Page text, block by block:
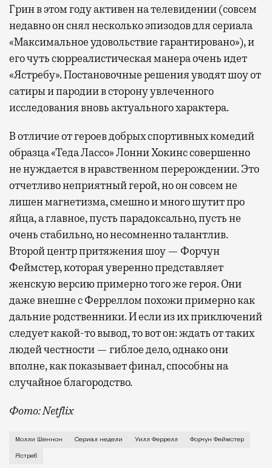
Грин в этом году активен на телевидении (совсем
недавно он снял несколько эпизодов для сериала
«Максимальное удовольствие гарантировано»), и
его чуть сюрреалистическая манера очень идет
«Ястребу». Постановочные решения уводят шоу от
сатиры и пародии в сторону увлеченного
исследования вновь актуального характера.
В отличие от героев добрых спортивных комедий
образца «Теда Лассо» Лонни Хокинс совершенно
не нуждается в нравственном перерождении. Это
отчетливо неприятный герой, но он совсем не
лишен магнетизма, смешно и много шутит про
яйца, а главное, пусть парадоксально, пусть не
очень стабильно, но несомненно талантлив.
Второй центр притяжения шоу — Форчун
Феймстер, которая уверенно представляет
женскую версию примерно того же героя. Они
даже внешне с Ферреллом похожи примерно как
дальние родственники. И если из их приключений
следует какой-то вывод, то вот он: ждать от таких
людей честности — гиблое дело, однако они
вполне, как показывает финал, способны на
случайное благородство.
Фото: Netflix
Когда-то Лонни Хокинс (Уилл Феррелл) был
Молли Шеннон Сериал недели Уилл Феррелл Форчун Феймстер
Ястреб